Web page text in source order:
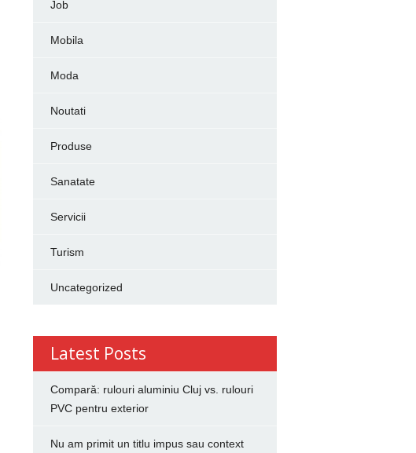
Job
Mobila
Moda
Noutati
Produse
Sanatate
Servicii
Turism
Uncategorized
Latest Posts
Compară: rulouri aluminiu Cluj vs. rulouri
PVC pentru exterior
Nu am primit un titlu impus sau context